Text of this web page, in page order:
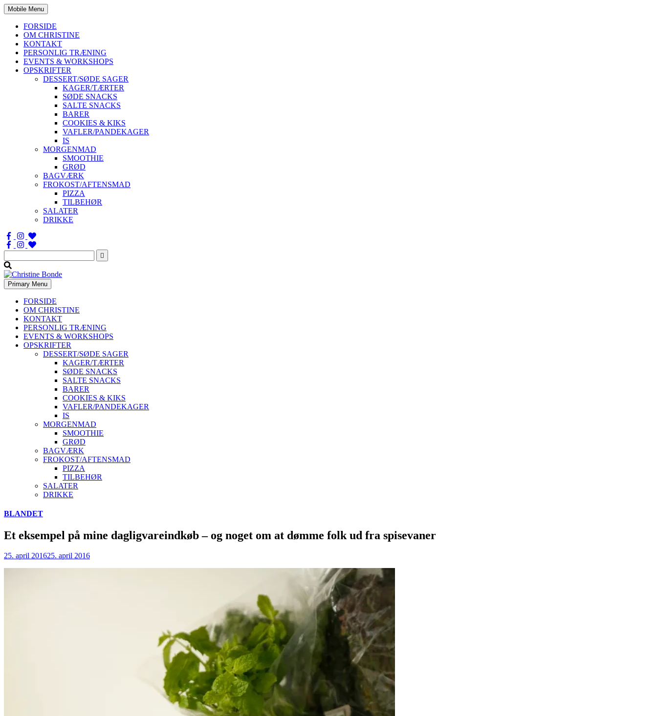
Mobile Menu
FORSIDE
OM CHRISTINE
KONTAKT
PERSONLIG TRÆNING
EVENTS & WORKSHOPS
OPSKRIFTER
DESSERT/SØDE SAGER
KAGER/TÆRTER
SØDE SNACKS
SALTE SNACKS
BARER
COOKIES & KIKS
VAFLER/PANDEKAGER
IS
MORGENMAD
SMOOTHIE
GRØD
BAGVÆRK
FROKOST/AFTENSMAD
PIZZA
TILBEHØR
SALATER
DRIKKE
Søg
efter:
Primary Menu
FORSIDE
OM CHRISTINE
KONTAKT
PERSONLIG TRÆNING
EVENTS & WORKSHOPS
OPSKRIFTER
DESSERT/SØDE SAGER
KAGER/TÆRTER
SØDE SNACKS
SALTE SNACKS
BARER
COOKIES & KIKS
VAFLER/PANDEKAGER
IS
MORGENMAD
SMOOTHIE
GRØD
BAGVÆRK
FROKOST/AFTENSMAD
PIZZA
TILBEHØR
SALATER
DRIKKE
Skip
content
BLANDET
Et eksempel på mine dagligvareindkøb – og noget om at dømme folk ud fra spisevaner
25. april 201625. april 2016